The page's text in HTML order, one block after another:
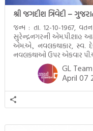
શ્રી જગદીશ ત્રિવેદી –
જન્મ : તા. 12-10-1967,
સુરેન્દ્નનગરની એમ.પી.શાહ
એમ.એ., નવલકથાકાર, સ્વ.
નવલકથાઓ ઉપર એકવાર
ભાવાંજલિ આપવા માટે એમના
વ્યવસાય : છેલ્લાં ૧૩ વર્ષથીGL Team
April 07